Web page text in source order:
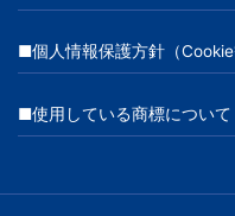
■個人情報保護方針（Cookie
■使用している商標について